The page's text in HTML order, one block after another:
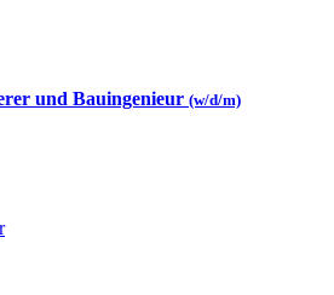
und Bauingenieur (w/d/m)